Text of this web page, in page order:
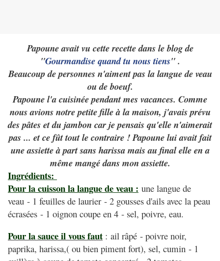
Papoune avait vu cette recette dans le blog de
"Gourmandise quand tu nous tiens" .
Beaucoup de personnes n'aiment pas la langue de veau
ou de boeuf.
Papoune l'a cuisinée pendant mes vacances. Comme
nous avions notre petite fille à la maison, j'avais prévu
des pâtes et du jambon car je pensais qu'elle n'aimerait
pas ... et ce fût tout le contraire ! Papoune lui avait fait
une assiette à part sans harissa mais au final elle en a
même mangé dans mon assiette.
Ingrédients:
Pour la cuisson la langue de veau : une langue de
veau - 1 feuilles de laurier - 2 gousses d'ails avec la peau
écrasées - 1 oignon coupe en 4 - sel, poivre, eau.
Pour la sauce il vous faut : ail râpé - poivre noir,
paprika, harissa,( ou bien piment fort), sel, cumin - 1